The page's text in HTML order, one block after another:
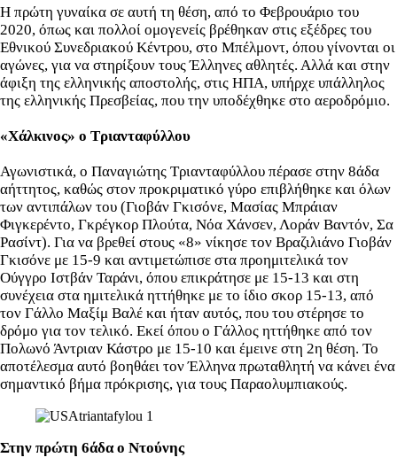
Η πρώτη γυναίκα σε αυτή τη θέση, από το Φεβρουάριο του
2020, όπως και πολλοί ομογενείς βρέθηκαν στις εξέδρες του
Εθνικού Συνεδριακού Κέντρου, στο Μπέλμοντ, όπου γίνονται οι
αγώνες, για να στηρίξουν τους Έλληνες αθλητές. Αλλά και στην
άφιξη της ελληνικής αποστολής, στις ΗΠΑ, υπήρχε υπάλληλος
της ελληνικής Πρεσβείας, που την υποδέχθηκε στο αεροδρόμιο.
«Χάλκινος» ο Τριανταφύλλου
Αγωνιστικά, ο Παναγιώτης Τριανταφύλλου πέρασε στην 8άδα
αήττητος, καθώς στον προκριματικό γύρο επιβλήθηκε και όλων
των αντιπάλων του (Γιοβάν Γκισόνε, Μασίας Μπράιαν
Φιγκερέντο, Γκρέγκορ Πλούτα, Νόα Χάνσεν, Λοράν Βαντόν, Σα
Ρασίντ). Για να βρεθεί στους «8» νίκησε τον Βραζιλιάνο Γιοβάν
Γκισόνε με 15-9 και αντιμετώπισε στα προημιτελικά τον
Ούγγρο Ιστβάν Ταράνι, όπου επικράτησε με 15-13 και στη
συνέχεια στα ημιτελικά ηττήθηκε με το ίδιο σκορ 15-13, από
τον Γάλλο Μαξίμ Βαλέ και ήταν αυτός, που του στέρησε το
δρόμο για τον τελικό. Εκεί όπου ο Γάλλος ηττήθηκε από τον
Πολωνό Άντριαν Κάστρο με 15-10 και έμεινε στη 2η θέση. Το
αποτέλεσμα αυτό βοηθάει τον Έλληνα πρωταθλητή να κάνει ένα
σημαντικό βήμα πρόκρισης, για τους Παραολυμπιακούς.
Στην πρώτη 6άδα ο Ντούνης